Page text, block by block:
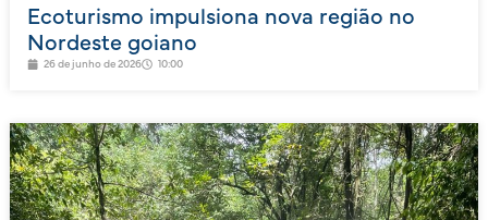
Ecoturismo impulsiona nova região no
Nordeste goiano
26 de junho de 2026 10:00